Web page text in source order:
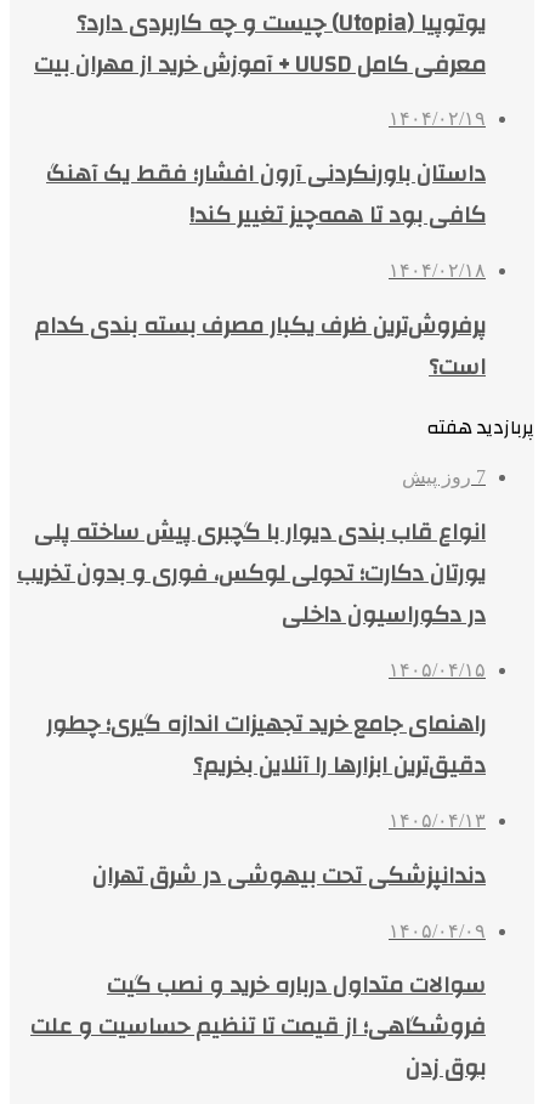
یوتوپیا (Utopia) چیست و چه کاربردی دارد؟
معرفی کامل UUSD + آموزش خرید از مهران بیت
۱۴۰۴/۰۲/۱۹
داستان باورنکردنی آرون افشار؛ فقط یک آهنگ
کافی بود تا همه‌چیز تغییر کند!
۱۴۰۴/۰۲/۱۸
پرفروش‌ترین ظرف یکبار مصرف بسته بندی کدام
است؟
پربازدید هفته
7 روز پیش
انواع قاب بندی دیوار با گچبری پیش ساخته پلی
یورتان دکارت؛ تحولی لوکس، فوری و بدون تخریب
در دکوراسیون داخلی
۱۴۰۵/۰۴/۱۵
راهنمای جامع خرید تجهیزات اندازه گیری؛ چطور
دقیق‌ترین ابزارها را آنلاین بخریم؟
۱۴۰۵/۰۴/۱۳
دندانپزشکی تحت بیهوشی در شرق تهران
۱۴۰۵/۰۴/۰۹
سوالات متداول درباره خرید و نصب گیت
فروشگاهی؛ از قیمت تا تنظیم حساسیت و علت
بوق زدن